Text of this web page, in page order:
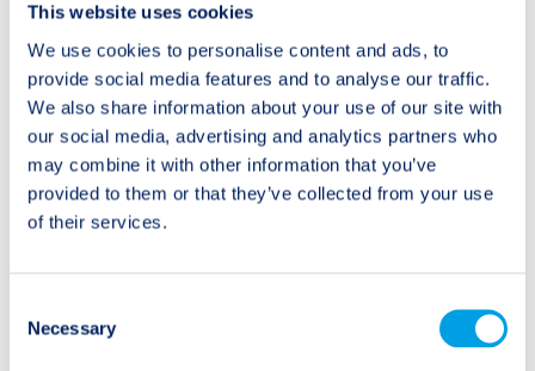
This website uses cookies
We use cookies to personalise content and ads, to
provide social media features and to analyse our traffic.
We also share information about your use of our site with
our social media, advertising and analytics partners who
may combine it with other information that you’ve
provided to them or that they’ve collected from your use
of their services.
Selection
Necessary
Peril Private ILS
Strategie